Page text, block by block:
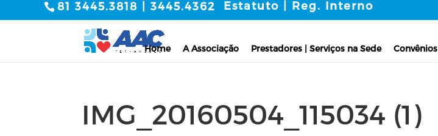
81 3445.3818 | 3445.4362 Estatuto | Reg. Interno
Home A Associação Prestadores | Serviços na Sede Convênios
IMG_20160504_115034 (1)